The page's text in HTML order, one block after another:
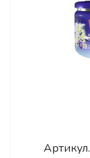
Артикул.